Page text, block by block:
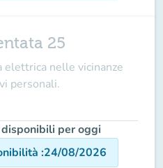
25
elettrica nelle vicinanze
personali.
disponibili per oggi
:24/08/2026